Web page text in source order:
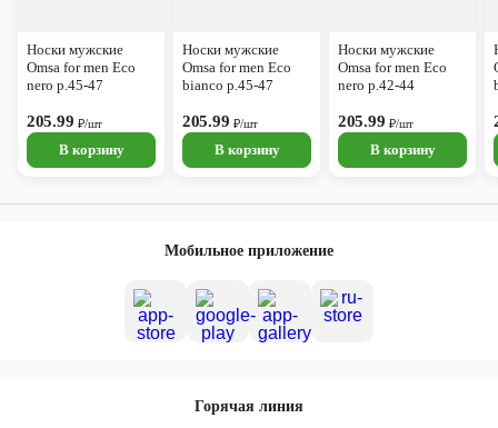
Носки мужские
Omsa for men Eco
nero р.45-47
205.99 ₽/шт
В корзину
Носки мужские
Omsa for men Eco
bianco р.45-47
205.99 ₽/шт
В корзину
Носки мужские
Omsa for men Eco
nero р.42-44
205.99 ₽/шт
В корзину
Мобильное приложение
Горячая линия